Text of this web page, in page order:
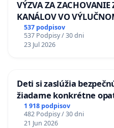
VÝZVA ZA ZACHOVANIE
KANÁLOV VO
KONTROLOU
na riešenie
odvodňovacích kanálov
537 podpisov
537 Podpisy / 30 dni
23 Jul 2026
Deti si zaslúžia
žiadame konkrétne
situácie v školstve
1 918 podpisov
482 Podpisy / 30 dni
21 Jun 2026